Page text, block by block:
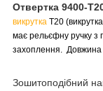
Отвертка 9400-
викрутка T20
має рельєфну ручку з
захоплення. Довжина
Зошитоподібний